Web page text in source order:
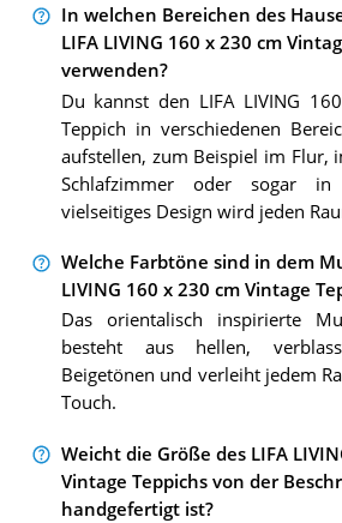
In welchen Bereichen des
LIFA LIVING 160 x 230 cm
verwenden?
Du kannst den LIFA LIVING
Teppich in verschiedenen
aufstellen, zum Beispiel im Flur,
Schlafzimmer oder sogar
vielseitiges Design wird jeden
Welche Farbtöne sind in dem
LIVING 160 x 230 cm Vintage
Das orientalisch inspirierte
besteht aus hellen,
Beigetönen und verleiht jedem
Touch.
Weicht die Größe des LIFA
Vintage Teppichs von der
handgefertigt ist?